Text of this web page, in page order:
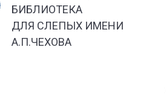
БИБЛИОТЕКА
ДЛЯ СЛЕПЫХ ИМЕНИ
А.П.ЧЕХОВА